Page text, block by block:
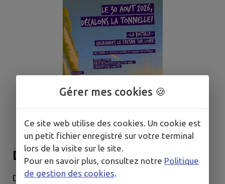
Décalons la Tonnelle !
DIMANCHE 30 AOÛT
Gérer mes cookies 🍪
Ce site web utilise des cookies. Un cookie est
un petit fichier enregistré sur votre terminal
lors de la visite sur le site.
Pour en savoir plus, consultez notre Politique
de gestion des cookies